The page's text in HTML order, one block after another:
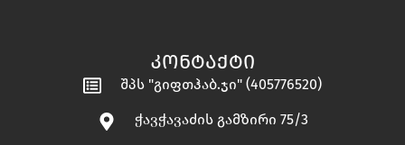
ᲙᲝᲜᲢᲐᲥᲢᲘ
შპს "გიფთჰაბ.ჯი" (405776520)
ჭავჭავაძის გამზირი 75/3